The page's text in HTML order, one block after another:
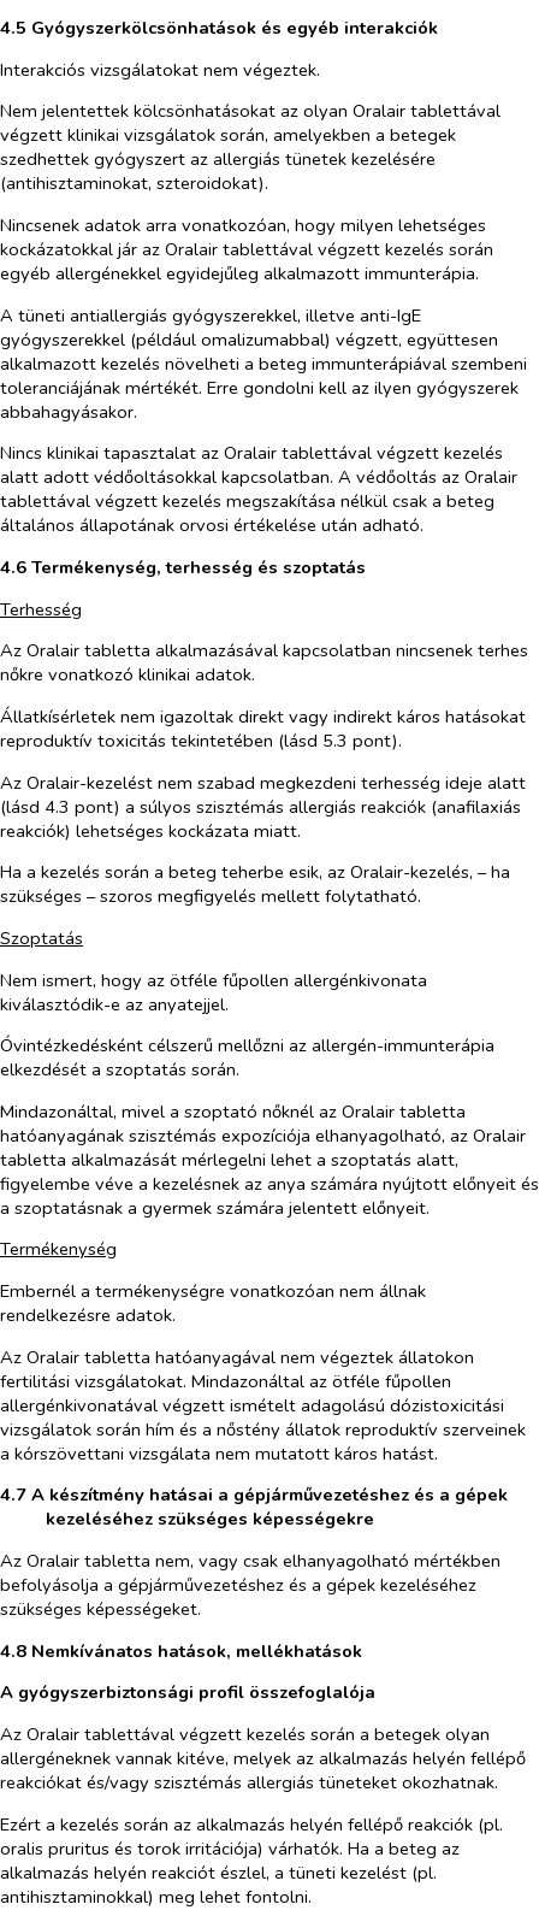
4.5 Gyógyszerkölcsönhatások és egyéb interakciók
Interakciós vizsgálatokat nem végeztek.
Nem jelentettek kölcsönhatásokat az olyan Oralair tablettával
végzett klinikai vizsgálatok során, amelyekben a betegek
szedhettek gyógyszert az allergiás tünetek kezelésére
(antihisztaminokat, szteroidokat).
Nincsenek adatok arra vonatkozóan, hogy milyen lehetséges
kockázatokkal jár az Oralair tablettával végzett kezelés során
egyéb allergénekkel egyidejűleg alkalmazott immunterápia.
A tüneti antiallergiás gyógyszerekkel, illetve anti-IgE
gyógyszerekkel (például omalizumabbal) végzett, együttesen
alkalmazott kezelés növelheti a beteg immunterápiával szembeni
toleranciájának mértékét. Erre gondolni kell az ilyen gyógyszerek
abbahagyásakor.
Nincs klinikai tapasztalat az Oralair tablettával végzett kezelés
alatt adott védőoltásokkal kapcsolatban. A védőoltás az Oralair
tablettával végzett kezelés megszakítása nélkül csak a beteg
általános állapotának orvosi értékelése után adható.
4.6 Termékenység, terhesség és szoptatás
Terhesség
Az Oralair tabletta alkalmazásával kapcsolatban nincsenek terhes
nőkre vonatkozó klinikai adatok.
Állatkísérletek nem igazoltak direkt vagy indirekt káros hatásokat
reproduktív toxicitás tekintetében (lásd 5.3 pont).
Az Oralair-kezelést nem szabad megkezdeni terhesség ideje alatt
(lásd 4.3 pont) a súlyos szisztémás allergiás reakciók (anafilaxiás
reakciók) lehetséges kockázata miatt.
Ha a kezelés során a beteg teherbe esik, az Oralair-kezelés, – ha
szükséges – szoros megfigyelés mellett folytatható.
Szoptatás
Nem ismert, hogy az ötféle fűpollen allergénkivonata
kiválasztódik-e az anyatejjel.
Óvintézkedésként célszerű mellőzni az allergén-immunterápia
elkezdését a szoptatás során.
Mindazonáltal, mivel a szoptató nőknél az Oralair tabletta
hatóanyagának szisztémás expozíciója elhanyagolható, az Oralair
tabletta alkalmazását mérlegelni lehet a szoptatás alatt,
figyelembe véve a kezelésnek az anya számára nyújtott előnyeit és
a szoptatásnak a gyermek számára jelentett előnyeit.
Termékenység
Embernél a termékenységre vonatkozóan nem állnak
rendelkezésre adatok.
Az Oralair tabletta hatóanyagával nem végeztek állatokon
fertilitási vizsgálatokat. Mindazonáltal az ötféle fűpollen
allergénkivonatával végzett ismételt adagolású dózistoxicitási
vizsgálatok során hím és a nőstény állatok reproduktív szerveinek
a kórszövettani vizsgálata nem mutatott káros hatást.
4.7 A készítmény hatásai a gépjárművezetéshez és a gépek
kezeléséhez szükséges képességekre
Az Oralair tabletta nem, vagy csak elhanyagolható mértékben
befolyásolja a gépjárművezetéshez és a gépek kezeléséhez
szükséges képességeket.
4.8 Nemkívánatos hatások, mellékhatások
A gyógyszerbiztonsági profil összefoglalója
Az Oralair tablettával végzett kezelés során a betegek olyan
allergéneknek vannak kitéve, melyek az alkalmazás helyén fellépő
reakciókat és/vagy szisztémás allergiás tüneteket okozhatnak.
Ezért a kezelés során az alkalmazás helyén fellépő reakciók (pl.
oralis pruritus és torok irritációja) várhatók. Ha a beteg az
alkalmazás helyén reakciót észlel, a tüneti kezelést (pl.
antihisztaminokkal) meg lehet fontolni.